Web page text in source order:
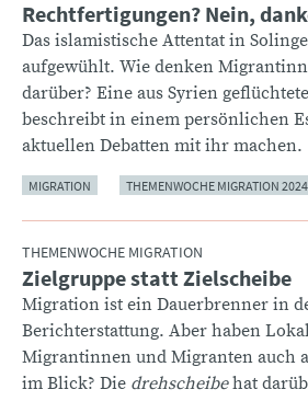
:Rechtfertigungen? Nein,
Das islamistische Attentat in
aufgewühlt. Wie denken
darüber? Eine aus Syrien
beschreibt in einem persönlichen
aktuellen Debatten mit ihr machen.
MIGRATION THEMENWOCHE MIGRATION 2024
THEMENWOCHE MIGRATION
:
Zielgruppe statt Zielscheibe
Migration ist ein Dauerbrenner in
Berichterstattung. Aber haben
Migrantinnen und Migranten auch
im Blick? Die drehscheibehat